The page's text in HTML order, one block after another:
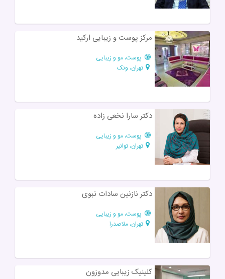
مرکز پوست و زیبایی ارکید
پوست، مو و زیبایی
تهران، ونک
دکتر سارا نخعی زاده
پوست، مو و زیبایی
تهران، توانیر
دکتر نازنین سادات نبوی
پوست، مو و زیبایی
تهران، ملاصدرا
کلینیک زیبایی مدوزون